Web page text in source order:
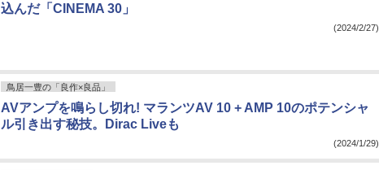
込んだ「CINEMA 30」
(2024/2/27)
鳥居一豊の「良作×良品」
AVアンプを鳴らし切れ! マランツAV 10 + AMP 10のポテンシャ
ル引き出す秘技。Dirac Liveも
(2024/1/29)